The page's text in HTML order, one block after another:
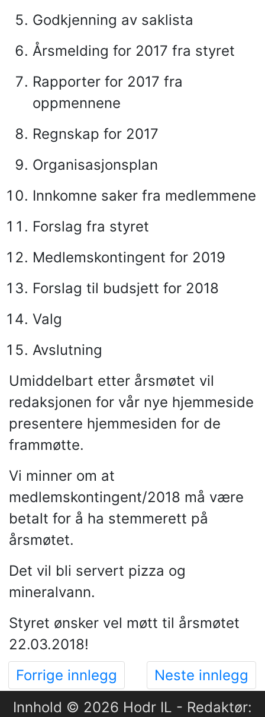
Godkjenning av saklista
Årsmelding for 2017 fra styret
Rapporter for 2017 fra
oppmennene
Regnskap for 2017
Organisasjonsplan
Innkomne saker fra medlemmene
Forslag fra styret
Medlemskontingent for 2019
Forslag til budsjett for 2018
Valg
Avslutning
Umiddelbart etter årsmøtet vil
redaksjonen for vår nye hjemmeside
presentere hjemmesiden for de
frammøtte.
Vi minner om at
medlemskontingent/2018 må være
betalt for å ha stemmerett på
årsmøtet.
Det vil bli servert pizza og
mineralvann.
Styret ønsker vel møtt til årsmøtet
22.03.2018!
Forrige innlegg
Neste innlegg
Innhold © 2026 Hodr IL - Redaktør: